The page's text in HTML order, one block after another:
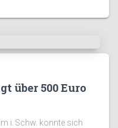
über 500 Euro
i. Schw. konnte sich